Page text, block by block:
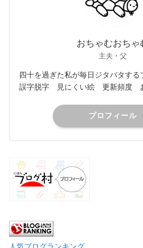
おちゃむおちゃ
主夫・父
四十を過ぎた私が毎日ジタバタする
誤字脱字 見にくい絵 更新頻度 お
プロフィール